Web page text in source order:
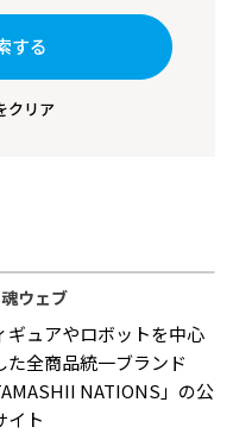
する
クリア
魂ウェブ
ギュアやロボットを中心
た全商品統一ブランド
NATIONS」の公
イト